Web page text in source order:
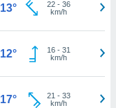
13° 22- 36
km/h
12° 16- 31
km/h
17° 21 - 33
km/h